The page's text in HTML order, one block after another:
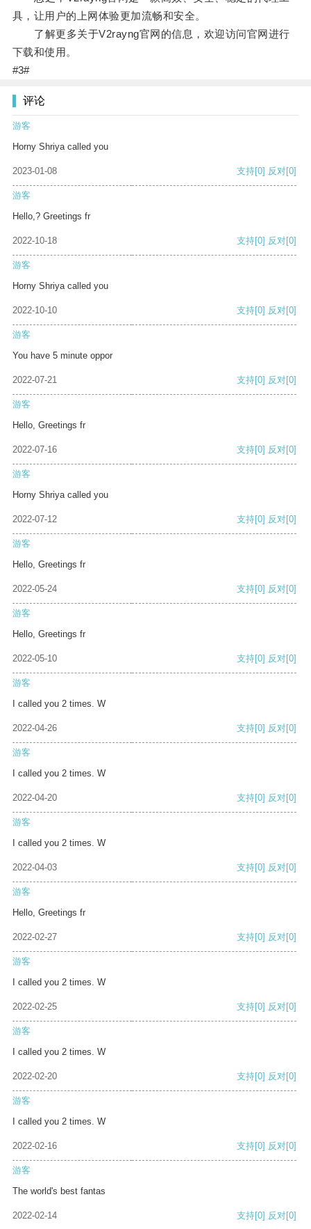
具，让用户的上网体验更加流畅和安全。
了解更多关于V2rayng官网的信息，欢迎访问官网进行
下载和使用。
#3#
评论
游客
Horny Shriya called you
2023-01-08 支持[0] 反对[0]
游客
Hello,? Greetings fr
2022-10-18 支持[0] 反对[0]
游客
Horny Shriya called you
2022-10-10 支持[0] 反对[0]
游客
You have 5 minute oppor
2022-07-21 支持[0] 反对[0]
游客
Hello, Greetings fr
2022-07-16 支持[0] 反对[0]
游客
Horny Shriya called you
2022-07-12 支持[0] 反对[0]
游客
Hello, Greetings fr
2022-05-24 支持[0] 反对[0]
游客
Hello, Greetings fr
2022-05-10 支持[0] 反对[0]
游客
I called you 2 times. W
2022-04-26 支持[0] 反对[0]
游客
I called you 2 times. W
2022-04-20 支持[0] 反对[0]
游客
I called you 2 times. W
2022-04-03 支持[0] 反对[0]
游客
Hello, Greetings fr
2022-02-27 支持[0] 反对[0]
游客
I called you 2 times. W
2022-02-25 支持[0] 反对[0]
游客
I called you 2 times. W
2022-02-20 支持[0] 反对[0]
游客
I called you 2 times. W
2022-02-16 支持[0] 反对[0]
游客
The world's best fantas
2022-02-14 支持[0] 反对[0]